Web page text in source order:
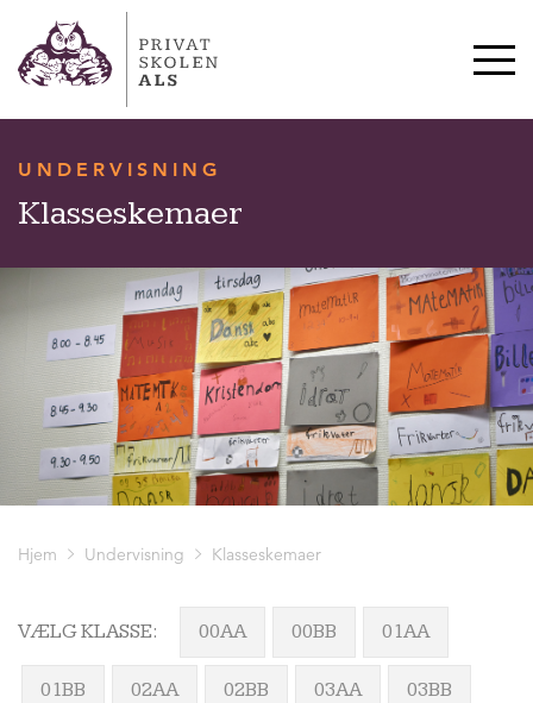
SKOLESTART OG SFO
UNDERVISNING
Klasseskemaer
Hjem Undervisning Klasseskemaer
VÆLG KLASSE: 00AA 00BB 01AA
01BB 02AA 02BB 03AA 03BB